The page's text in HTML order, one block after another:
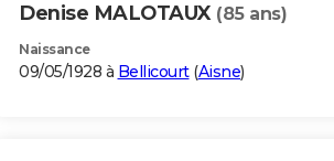
Denise MALOTAUX (85 ans)
Naissance
09/05/1928 à Bellicourt(Aisne)